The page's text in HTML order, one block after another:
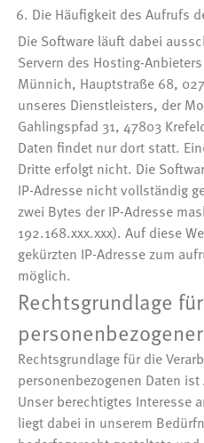
Die Häufigkeit des Aufrufs
Die Software läuft dabei
Servern des Hosting-
Münnich, Hauptstraße 68,
unseres Dienstleisters, der
Gahlingspfad 31, 47803
Daten findet nur dort statt.
Dritte erfolgt nicht. Die
IP-Adresse nicht vollständig
zwei Bytes der IP-Adresse
192.168.xxx.xxx). Auf diese
gekürzten IP-Adresse zum
möglich.
Rechtsgrundlage
Rechtsgrundlage für die
personenbezogenen Daten ist
Unser berechtigtes Interesse
liegt dabei in unserem